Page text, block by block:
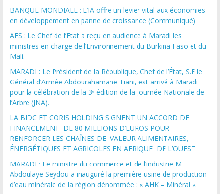
BANQUE MONDIALE : L’IA offre un levier vital aux économies
en développement en panne de croissance (Communiqué)
AES : Le Chef de l’Etat a reçu en audience à Maradi les
ministres en charge de l’Environnement du Burkina Faso et du
Mali.
MARADI : Le Président de la République, Chef de l’État, S.E le
Général d’Armée Abdourahamane Tiani, est arrivé à Maradi
pour la célébration de la 3ᵉ édition de la Journée Nationale de
l’Arbre (JNA).
LA BIDC ET CORIS HOLDING SIGNENT UN ACCORD DE
FINANCEMENT DE 80 MILLIONS D’EUROS POUR
RENFORCER LES CHAÎNES DE VALEUR ALIMENTAIRES,
ÉNERGÉTIQUES ET AGRICOLES EN AFRIQUE DE L’OUEST
MARADI : Le ministre du commerce et de l’industrie M.
Abdoulaye Seydou a inauguré la première usine de production
d’eau minérale de la région dénommée : « AHK – Minéral ».